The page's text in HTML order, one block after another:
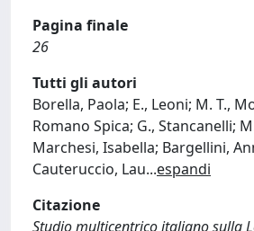
Pagina finale
26
Tutti gli autori
Borella, Paola; E., Leoni; M. T.,
Romano Spica; G., Stancanelli;
Marchesi, Isabella; Bargellini,
Cauteruccio, Lau...espandi
Citazione
Studio multicentrico italiano sulla